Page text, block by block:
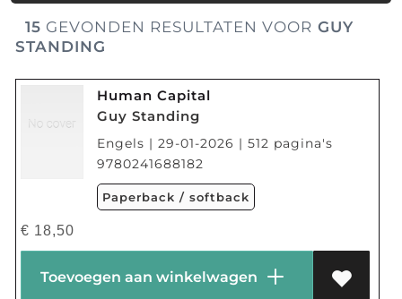
15 GEVONDEN RESULTATEN VOOR GUY
STANDING
Human Capital
Guy Standing
Engels | 29-01-2026 | 512 pagina's
9780241688182
Paperback / softback
€ 18,50
Toevoegen aan winkelwagen